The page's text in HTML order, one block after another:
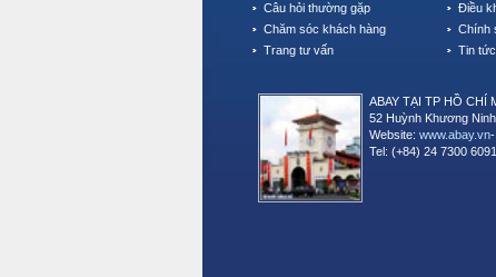
Câu hỏi thường gặp
Chăm sóc khách hàng
Trang tư vấn
Điều
Chính
Tin tức
ABAY TẠI TP HỒ CHÍ
52 Huỳnh Khương
Website: www.abay.vn-
Tel: (+84) 24 7300